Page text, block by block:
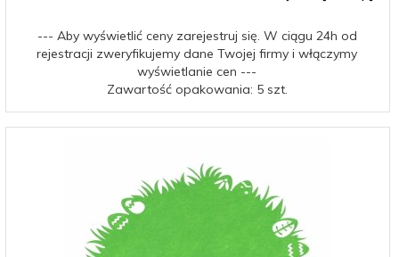
--- Aby wyświetlić ceny zarejestruj się. W ciągu 24h od
rejestracji zweryfikujemy dane Twojej firmy i włączymy
wyświetlanie cen ---
Zawartość opakowania: 5 szt.